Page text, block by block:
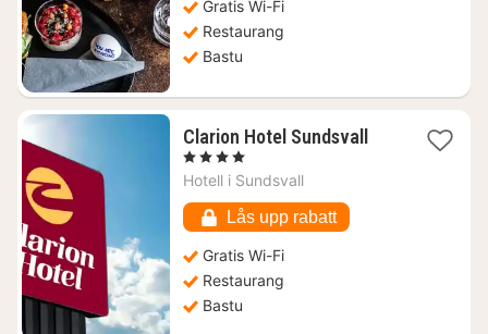
Gratis Wi-Fi
Restaurang
Bastu
Clarion Hotel Sundsvall 1
, 4 Stjärnor
Hotell i Sundsvall
Lås upp rabatt
Gratis Wi-Fi
Restaurang
Bastu